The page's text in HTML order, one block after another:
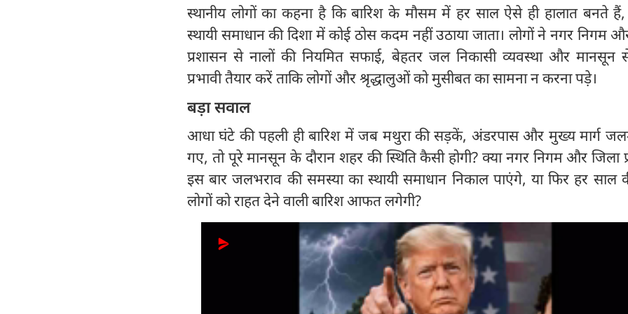
स्थानीय लोगों का कहना है कि बारिश के मौसम में हर साल ऐसे ही हालात बनते
स्थायी समाधान की दिशा में कोई ठोस कदम नहीं उठाया जाता। लोगों ने नगर निगम
प्रशासन से नालों की नियमित सफाई, बेहतर जल निकासी व्यवस्था और मानसून
प्रभावी तैयार करें ताकि लोगों और श्रृद्धालुओं को मुसीबत का सामना न करना पड़े।
बड़ा सवाल
आधा घंटे की पहली ही बारिश में जब मथुरा की सड़कें, अंडरपास और मुख्य मार्ग
गए, तो पूरे मानसून के दौरान शहर की स्थिति कैसी होगी? क्या नगर निगम और जिला
इस बार जलभराव की समस्या का स्थायी समाधान निकाल पाएंगे, या फिर हर साल
लोगों को राहत देने वाली बारिश आफत लगेगी?